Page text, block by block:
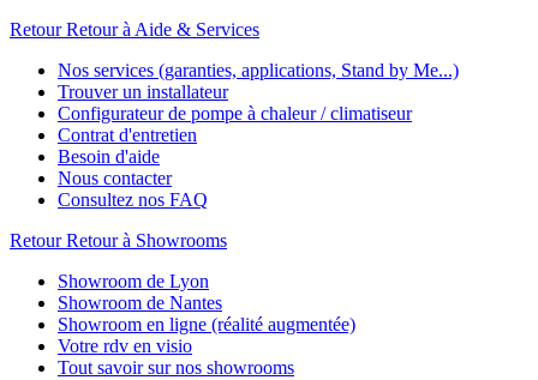
Retour Retour à Aide & Services
Nos services (garanties, applications, Stand by Me...)
Trouver un installateur
Configurateur de pompe à chaleur / climatiseur
Contrat d'entretien
Besoin d'aide
Nous contacter
Consultez nos FAQ
Retour Retour à Showrooms
Showroom de Lyon
Showroom de Nantes
Showroom en ligne (réalité augmentée)
Votre rdv en visio
Tout savoir sur nos showrooms